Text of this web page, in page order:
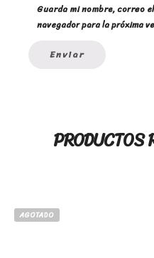
Guarda mi nombre, correo
navegador para la próxima
PRODUCTOS
AGOTADO